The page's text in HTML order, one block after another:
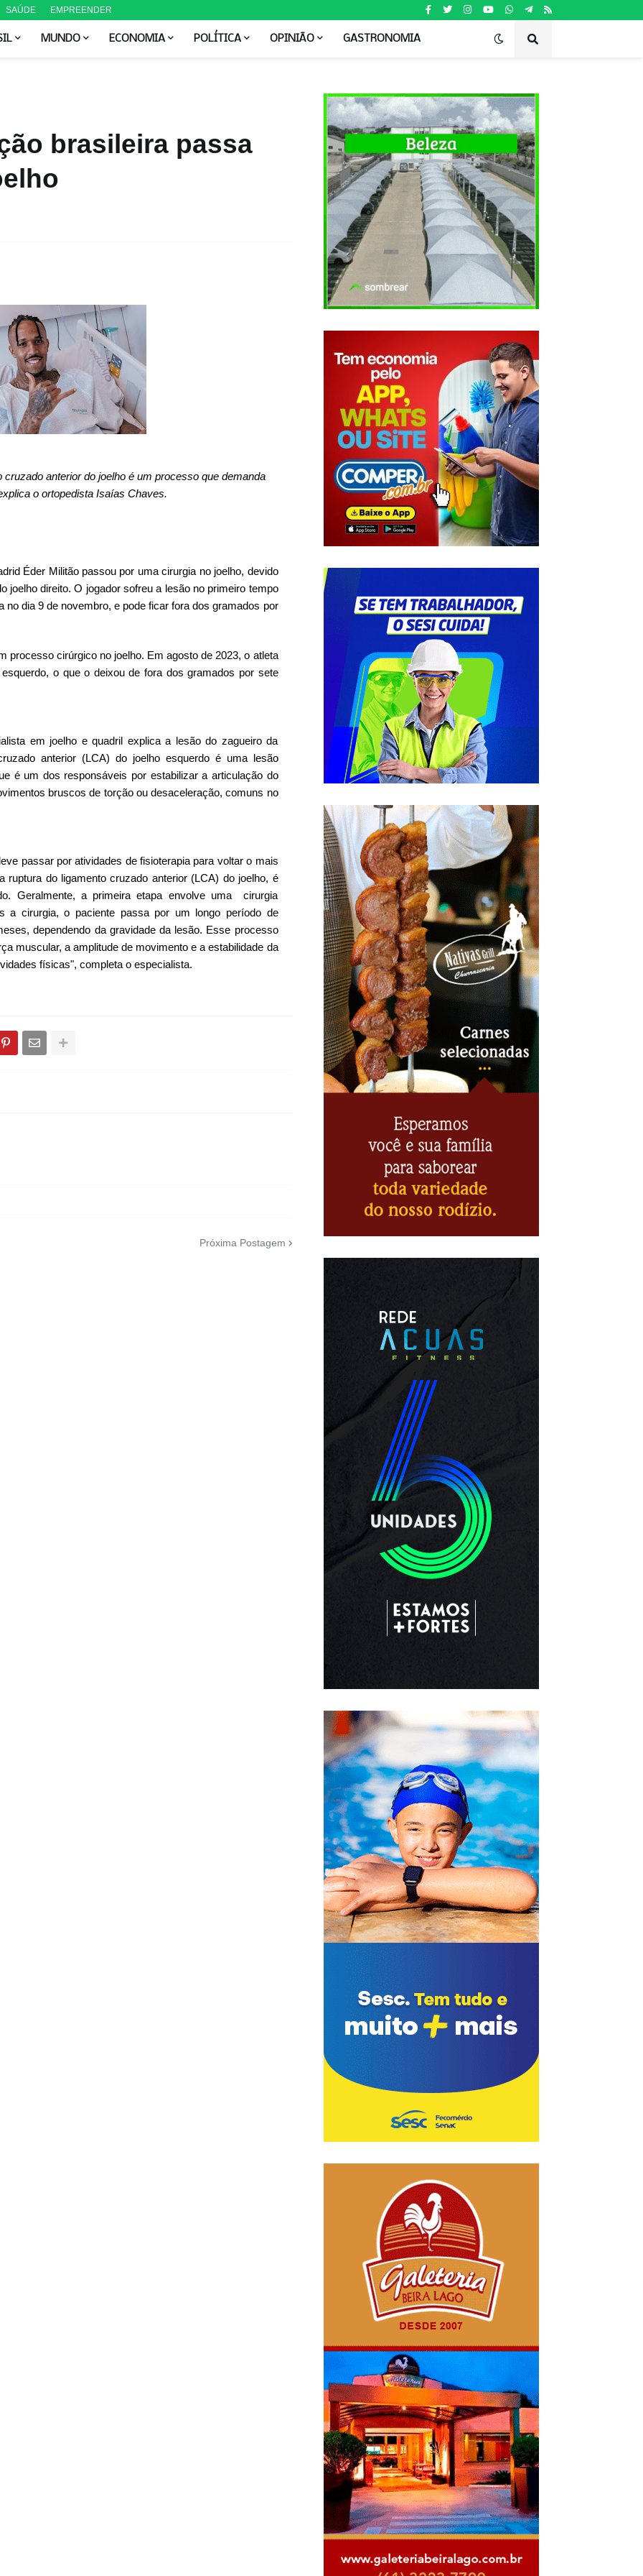
SAÚDE EMPREENDER
MUNDO ECONOMIA POLÍTICA OPINIÃO GASTRONOMIA
brasileira passa
anterior do joelho é um processo que demanda
o ortopedista Isaías Chaves.
Éder Militãopassou por uma cirurgia no joelho, devido
joelho direito. O jogador sofreu a lesão no primeiro tempo
no dia 9 de novembro, e pode ficar fora dos gramados por
processo cirúrgico no joelho. Em agosto de 2023, o atleta
o que o deixou de fora dos gramados por sete
em joelho e quadril explica a lesão do zagueiro da
anterior (LCA) do joelho esquerdo é uma lesão
é um dos responsáveis por estabilizar a articulação do
bruscos de torção ou desaceleração, comuns no
passar por atividades de fisioterapia para voltar o mais
ruptura do ligamento cruzado anterior (LCA) do joelho, é
Geralmente, a primeira etapa envolve uma cirurgia
a cirurgia, o paciente passa por um longo período de
dependendo da gravidade da lesão. Esse processo
muscular, a amplitude de movimento e a estabilidade da
físicas", completa o especialista.
Próxima Postagem